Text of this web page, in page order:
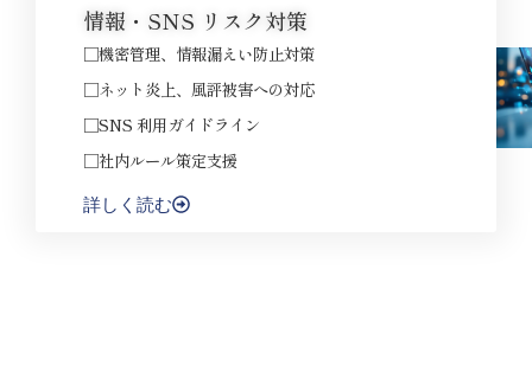
情報・SNS リスク対策
□機密管理、情報漏えい防止対策
□ネット炎上、風評被害への対応
□SNS 利用ガイドライン
□社内ルール策定支援
詳しく読む